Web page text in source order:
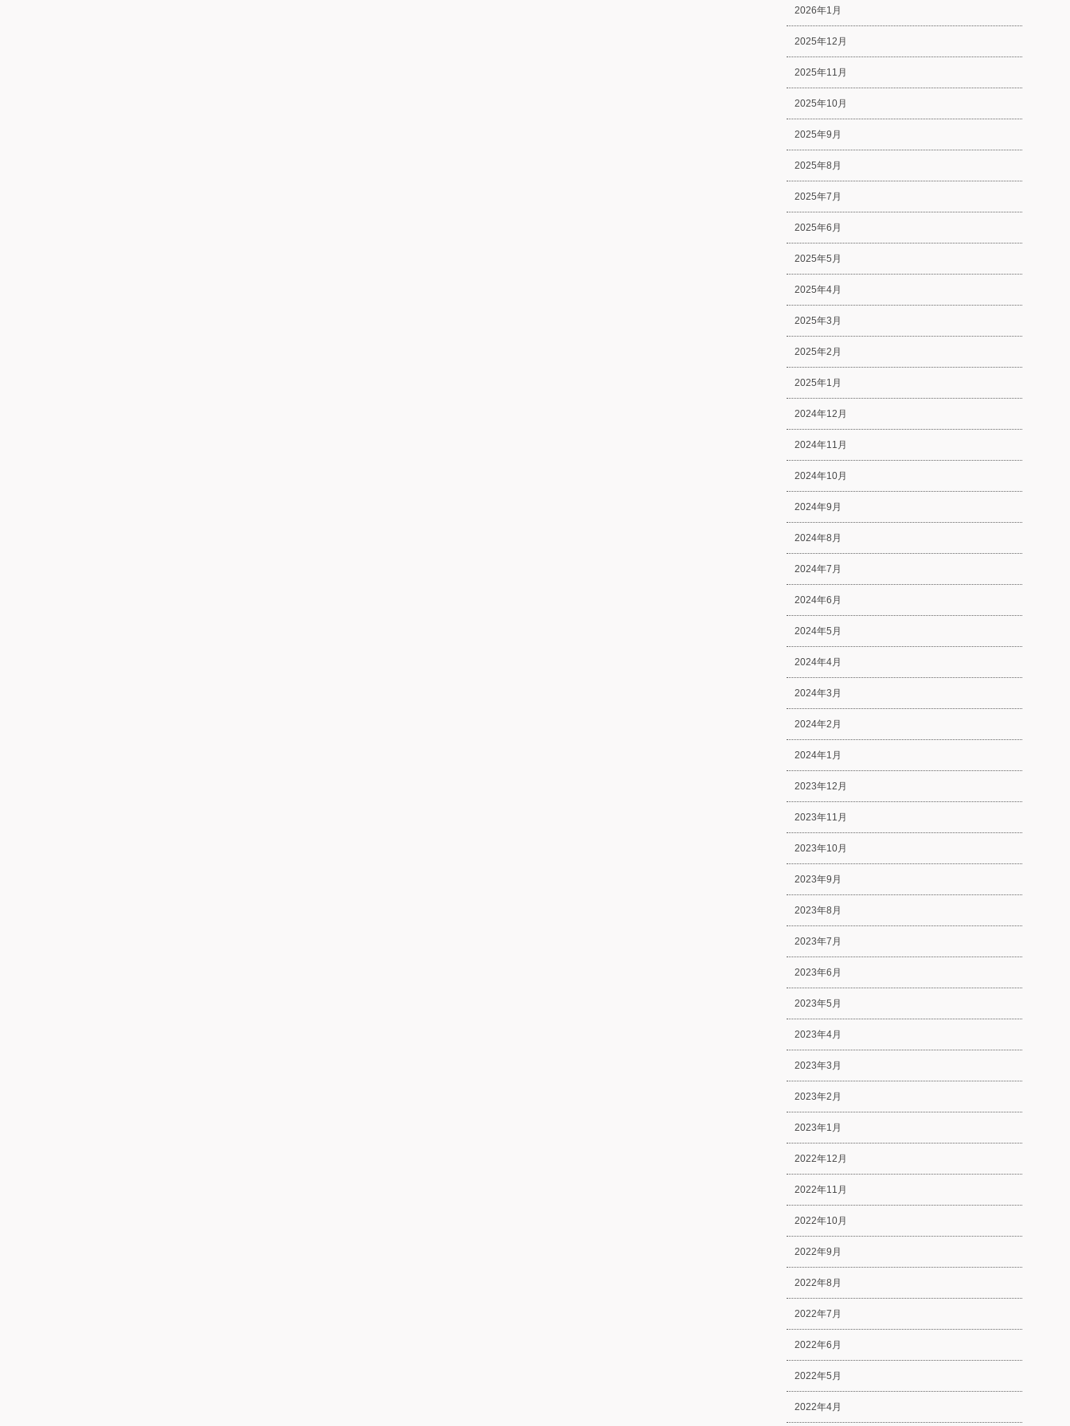
2026年1月
2025年12月
2025年11月
2025年10月
2025年9月
2025年8月
2025年7月
2025年6月
2025年5月
2025年4月
2025年3月
2025年2月
2025年1月
2024年12月
2024年11月
2024年10月
2024年9月
2024年8月
2024年7月
2024年6月
2024年5月
2024年4月
2024年3月
2024年2月
2024年1月
2023年12月
2023年11月
2023年10月
2023年9月
2023年8月
2023年7月
2023年6月
2023年5月
2023年4月
2023年3月
2023年2月
2023年1月
2022年12月
2022年11月
2022年10月
2022年9月
2022年8月
2022年7月
2022年6月
2022年5月
2022年4月